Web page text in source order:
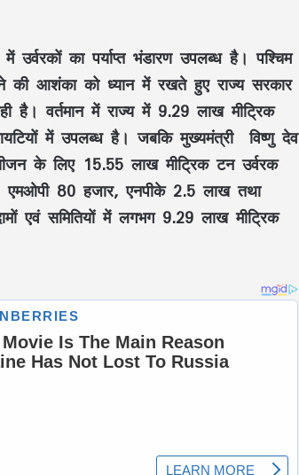
का पर्याप्त भंडारण उपलब्ध है। पश्चिम
की आशंका को ध्यान में रखते हुए राज्य सरकार
है। वर्तमान में राज्य में 9.29 लाख मीट्रिक
में उपलब्ध है। जबकि मुख्यमंत्री विष्णु देव
के लिए 15.55 लाख मीट्रिक टन उर्वरक
80 हजार, एनपीके 2.5 लाख तथा
एवं समितियों में लगभग 9.29 लाख मीट्रिक